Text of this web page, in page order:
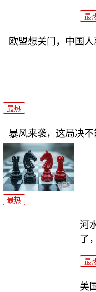
最
欧盟想关门，中国
最热
暴风来袭，这局决
最热
河
了
最
美